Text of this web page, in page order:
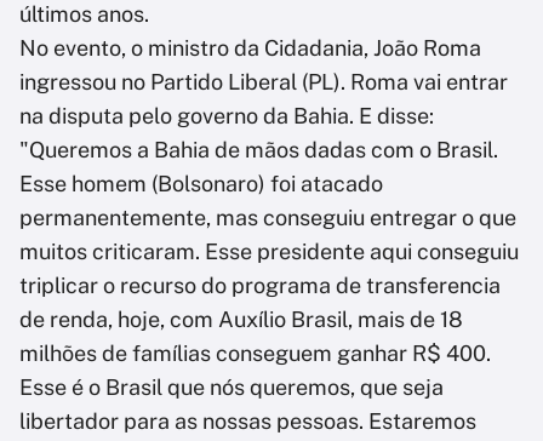
últimos anos.
No evento, o ministro da Cidadania, João Roma
ingressou no Partido Liberal (PL). Roma vai entrar
na disputa pelo governo da Bahia. E disse:
"Queremos a Bahia de mãos dadas com o Brasil.
Esse homem (Bolsonaro) foi atacado
permanentemente, mas conseguiu entregar o que
muitos criticaram. Esse presidente aqui conseguiu
triplicar o recurso do programa de transferencia
de renda, hoje, com Auxílio Brasil, mais de 18
milhões de famílias conseguem ganhar R$ 400.
Esse é o Brasil que nós queremos, que seja
libertador para as nossas pessoas. Estaremos